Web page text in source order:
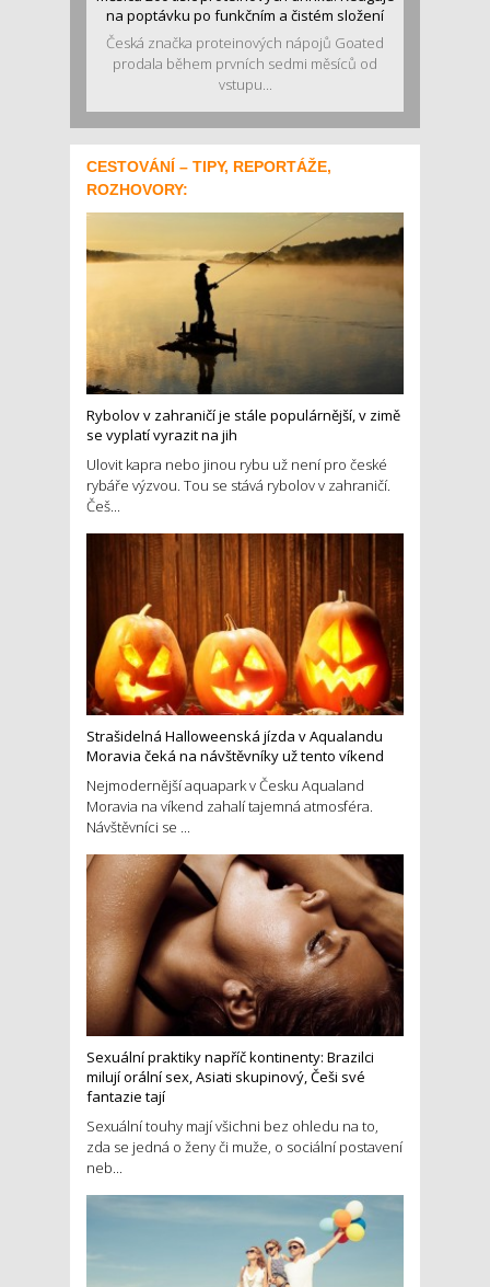
na poptávku po funkčním a čistém složení
Česká značka proteinových nápojů Goated
prodala během prvních sedmi měsíců od
vstupu...
CESTOVÁNÍ – TIPY, REPORTÁŽE,
ROZHOVORY:
Rybolov v zahraničí je stále populárnější, v zimě
se vyplatí vyrazit na jih
Ulovit kapra nebo jinou rybu už není pro české
rybáře výzvou. Tou se stává rybolov v zahraničí.
Češ...
Strašidelná Halloweenská jízda v Aqualandu
Moravia čeká na návštěvníky už tento víkend
Nejmodernější aquapark v Česku Aqualand
Moravia na víkend zahalí tajemná atmosféra.
Návštěvníci se ...
Sexuální praktiky napříč kontinenty: Brazilci
milují orální sex, Asiati skupinový, Češi své
fantazie tají
Sexuální touhy mají všichni bez ohledu na to,
zda se jedná o ženy či muže, o sociální postavení
neb...